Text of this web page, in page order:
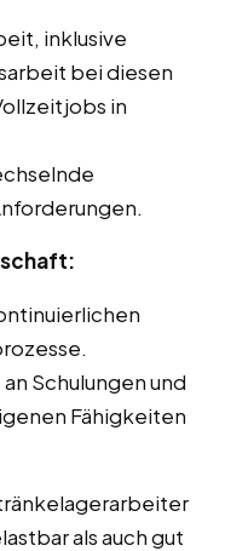
inklusive
bei diesen
in
Schulungen und
Fähigkeiten
als auch gut